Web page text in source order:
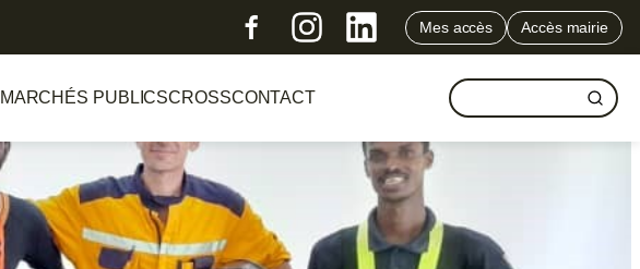
Mes accès Accès mairie
MARCHÉS PUBLICSCROSSCONTACT